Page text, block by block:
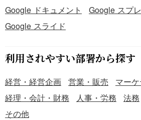
Google ドキュメント
Google スプ
Google スライド
利用されやすい部署から探す
経営・経営企画 営業・販売
マー
経理・会計・財務
人事・労務 法務
その他